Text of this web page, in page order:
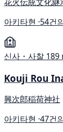
아키타현 ·54건
신사・사찰 189
Kouji Rou
興次郎稲荷神社
아키타현 ·47건